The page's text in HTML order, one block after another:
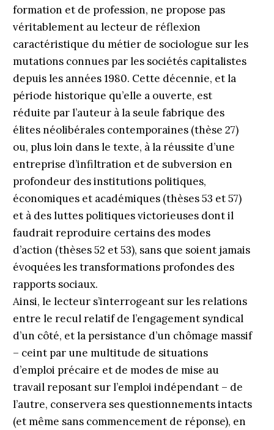
formation et de profession, ne propose pas
véritablement au lecteur de réflexion
caractéristique du métier de sociologue sur les
mutations connues par les sociétés capitalistes
depuis les années 1980. Cette décennie, et la
période historique qu’elle a ouverte, est
réduite par l’auteur à la seule fabrique des
élites néolibérales contemporaines (thèse 27)
ou, plus loin dans le texte, à la réussite d’une
entreprise d’infiltration et de subversion en
profondeur des institutions politiques,
économiques et académiques (thèses 53 et 57)
et à des luttes politiques victorieuses dont il
faudrait reproduire certains des modes
d’action (thèses 52 et 53), sans que soient jamais
évoquées les transformations profondes des
rapports sociaux.
Ainsi, le lecteur s’interrogeant sur les relations
entre le recul relatif de l’engagement syndical
d’un côté, et la persistance d’un chômage massif
– ceint par une multitude de situations
d’emploi précaire et de modes de mise au
travail reposant sur l’emploi indépendant – de
l’autre, conservera ses questionnements intacts
(et même sans commencement de réponse), en